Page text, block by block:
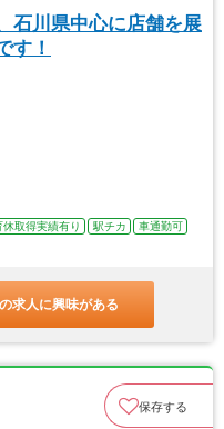
石川県中心に店舗を展
す！
休取得実績有り 駅チカ
車通勤可
求人に興味がある
保存する